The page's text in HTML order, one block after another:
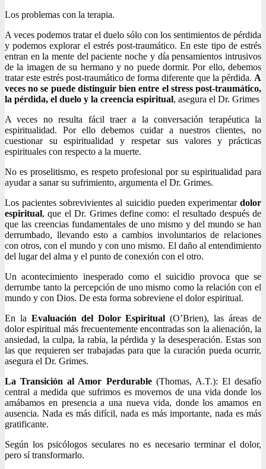
Los problemas con la terapia.
A veces podemos tratar el duelo sólo con los sentimientos de pérdida
y podemos explorar el estrés post-traumático. En este tipo de estrés
entran en la mente del paciente noche y día pensamientos intrusivos
de la imagen de su hermano y no puede dormir. Por ello, debemos
tratar este estrés post-traumático de forma diferente que la pérdida. A
veces no se puede distinguir bien entre el stress post-traumático,
la pérdida, el duelo y la creencia espiritual, asegura el Dr. Grimes
A veces no resulta fácil traer a la conversación terapéutica la
espiritualidad. Por ello debemos cuidar a nuestros clientes, no
cuestionar su espiritualidad y respetar sus valores y prácticas
espirituales con respecto a la muerte.
No es proselitismo, es respeto profesional por su espiritualidad para
ayudar a sanar su sufrimiento, argumenta el Dr. Grimes.
Los pacientes sobrevivientes al suicidio pueden experimentar dolor
espiritual, que el Dr. Grimes define como: el resultado después de
que las creencias fundamentales de uno mismo y del mundo se han
derrumbado, llevando esto a cambios involuntarios de relaciones
con otros, con el mundo y con uno mismo. El daño al entendimiento
del lugar del alma y el punto de conexión con el otro.
Un acontecimiento inesperado como el suicidio provoca que se
derrumbe tanto la percepción de uno mismo como la relación con el
mundo y con Dios. De esta forma sobreviene el dolor espiritual.
En la Evaluación del Dolor Espiritual (O’Brien), las áreas de
dolor espiritual más frecuentemente encontradas son la alienación, la
ansiedad, la culpa, la rabia, la pérdida y la desesperación. Estas son
las que requieren ser trabajadas para que la curación pueda ocurrir,
asegura el Dr. Grimes.
La Transición al Amor Perdurable(Thomas, A.T.): El desafío
central a medida que sufrimos es movernos de una vida donde los
amábamos en presencia a una nueva vida, donde los amamos en
ausencia. Nada es más difícil, nada es más importante, nada es más
gratificante.
Según los psicólogos seculares no es necesario terminar el dolor,
pero sí transformarlo.